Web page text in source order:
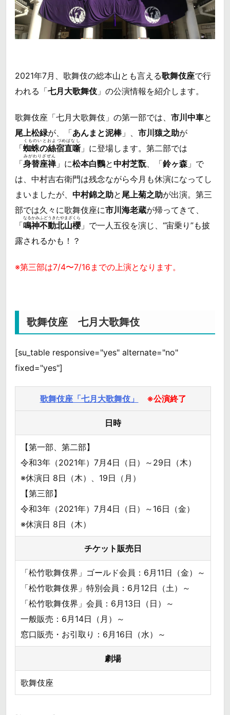
2021年7月、歌舞伎の総本山とも言える歌舞伎座で行
われる「七月大歌舞伎 」の公演情報を紹介します。
歌舞伎座「七月大歌舞伎」の第一部では、 市川中車と
尾上松緑が、「あんまと泥棒」、 市川猿之助が
「蜘蛛の絲宿直噺
くものいとおよづめばなし
」に登場します。第二部では
「身替座禅
みがわりざぜん
」に松本白鸚と中村芝翫 、「鈴ヶ森 」で
は、中村吉右衛門は残念ながら今月も休演になってし
まいましたが、 中村錦之助と 尾上菊之助が出演。第三
部では久々に歌舞伎座に市川海老蔵が帰ってきて、
「鳴神不動北山櫻
なるかみふどうきたやまざくら
」で一人五役を演じ、“宙乗り”も披
露されるかも！？
※第三部は7/4〜7/16までの上演となります。
歌舞伎座 七月大歌舞伎
[su_table responsive="yes" alternate="no"
fixed="yes"]
歌舞伎座「七月大歌舞伎」 ※公演終了
日時
【第一部、第二部】
令和3年（2021年）7月4日（日）～29日（木）
※休演日 8日（木）、19日（月）
【第三部】
令和3年（2021年）7月4日（日）～16日（金）
※休演日 8日（木）
チケット販売日
「松竹歌舞伎界」ゴールド会員：6月11日（金）～
「松竹歌舞伎界」特別会員：6月12日（土）～
「松竹歌舞伎界」会員：6月13日（日）～
一般販売：6月14日（月）～
窓口販売・お引取り：6月16日（水）～
劇場
歌舞伎座